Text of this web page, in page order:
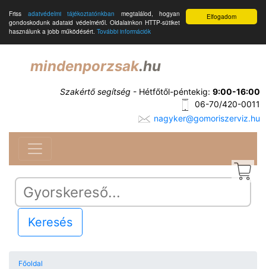
Elfogadom
Friss adatvédelmi tájékoztatónkban megtalálod, hogyan
gondoskodunk adataid védelméről. Oldalainkon HTTP-sütiket
használunk a jobb működésért. További információk
mindenporzsak.hu
Szakértő segítség - Hétfőtől-péntekig: 9:00-16:00
06-70/420-0011
nagyker@gomoriszerviz.hu
Keresés
Főoldal